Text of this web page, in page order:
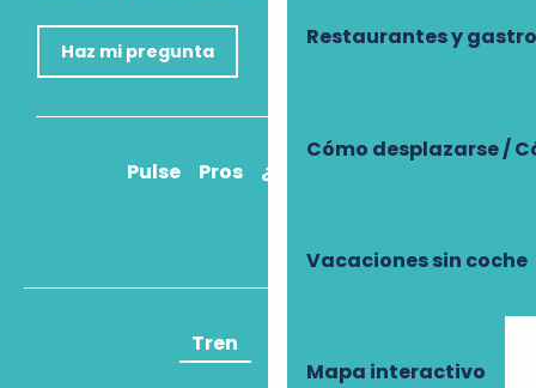
Restaurantes y
Cómo desplazarse /
Vacaciones sin coche
Mapa interactivo
Haz mi pregunta
Pulse Pros ¿Cómo llegar?
Tren